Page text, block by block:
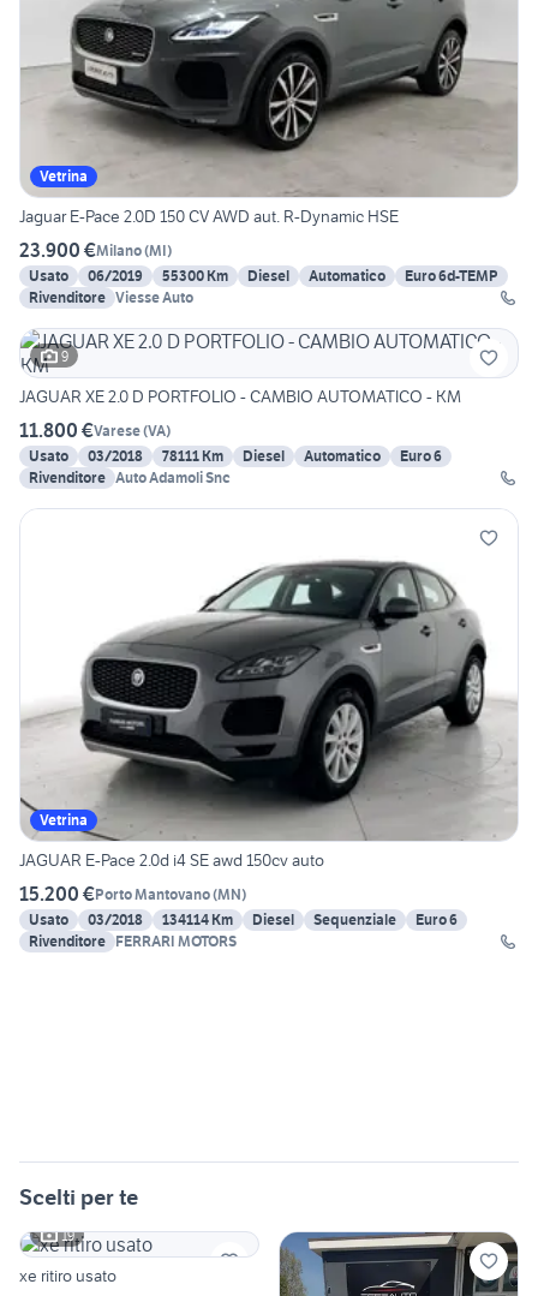
Vetrina
Jaguar E-Pace 2.0D 150 CV AWD aut. R-Dynamic HSE
23.900 €Milano(MI)
Usato
06/2019 55300 Km Diesel Automatico
Euro 6d-TEMP
Rivenditore Viesse Auto
9
JAGUAR XE 2.0 D PORTFOLIO - CAMBIO AUTOMATICO - KM
11.800 €Varese(VA)
Usato
03/2018 78111 Km Diesel Automatico
Euro 6
Rivenditore Auto Adamoli Snc
Vetrina
JAGUAR E-Pace 2.0d i4 SE awd 150cv auto
15.200 €Porto Mantovano(MN)
Usato
03/2018 134114 Km Diesel Sequenziale
Euro 6
Rivenditore FERRARI MOTORS
Scelti per te
19
xe ritiro usato